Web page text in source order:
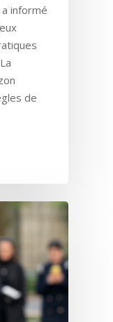
informé
de
des Reviews
Clients
Agence Amazon Ads
Blanc
Podcasts
Vidéos
SAS
de Saxe, 69006